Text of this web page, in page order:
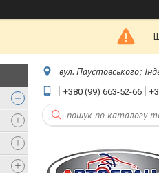
вул. Паустовського;
+380 (99) 663-52-66